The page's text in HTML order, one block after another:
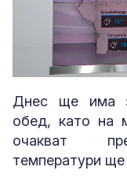
Unmute
Днес ще има
обед, като на
очакват
температури